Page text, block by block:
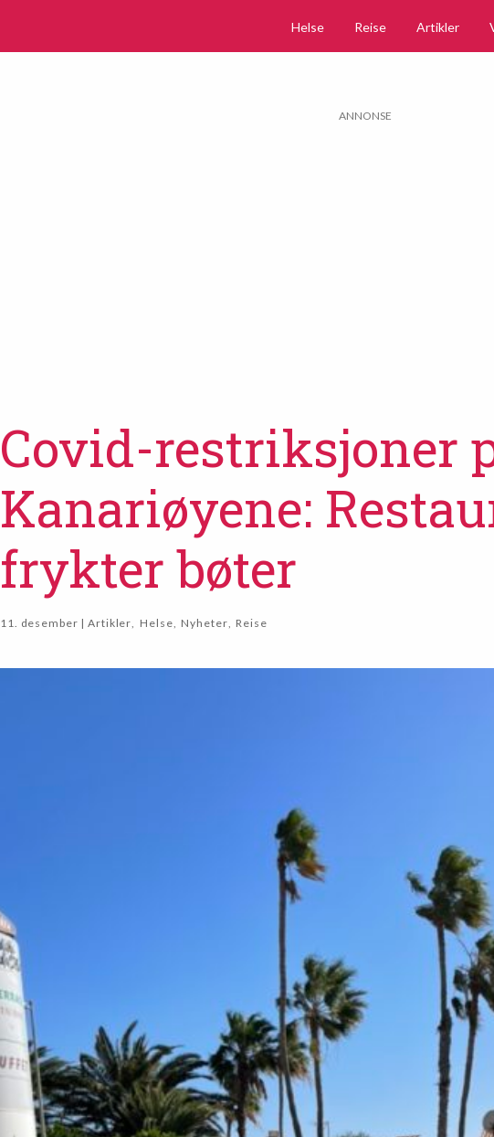
Helse Reise Artikler
ANNONSE
Covid-restriksjoner
Kanariøyene:
frykter bøter
11. desember | Artikler Helse Nyheter Reise